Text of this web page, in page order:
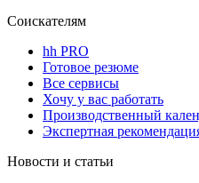
Соискателям
hh PRO
Готовое резюме
Все сервисы
Хочу у вас работать
Производственный
Экспертная
Новости и статьи